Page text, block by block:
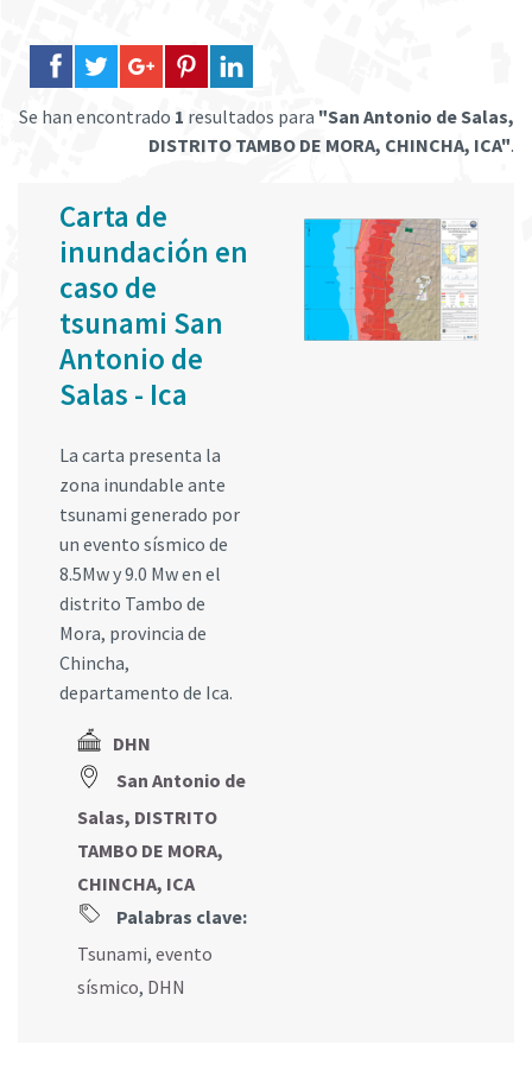
Se han encontrado 1 resultados para "San Antonio de Salas,
DISTRITO TAMBO DE MORA, CHINCHA, ICA".
Carta de
inundación en
caso de
tsunami San
Antonio de
Salas - Ica
La carta presenta la
zona inundable ante
tsunami generado por
un evento sísmico de
8.5Mw y 9.0 Mw en el
distrito Tambo de
Mora, provincia de
Chincha,
departamento de Ica.
DHN
San Antonio de
Salas, DISTRITO
TAMBO DE MORA,
CHINCHA, ICA
Palabras clave:
Tsunami, evento
sísmico, DHN